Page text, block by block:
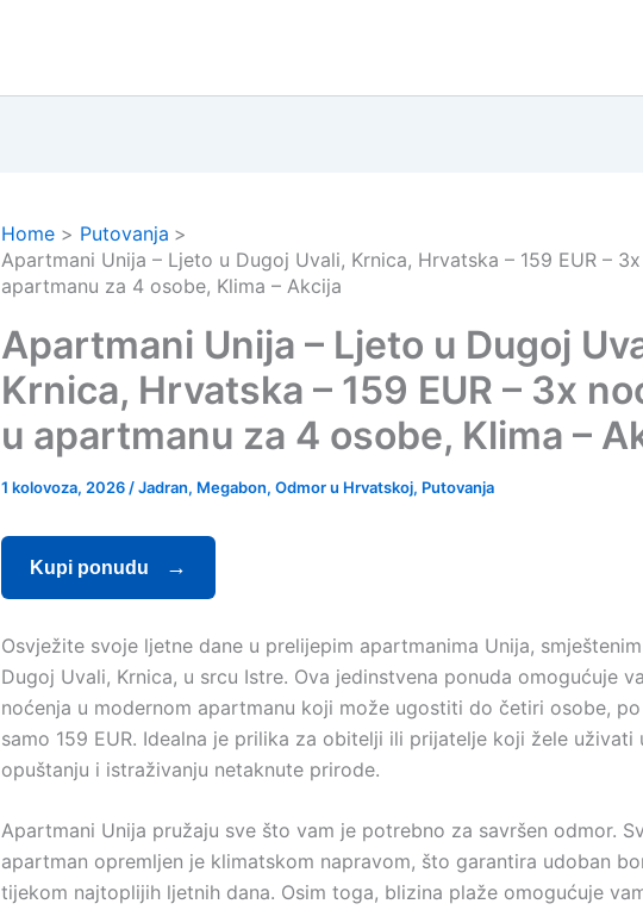
Home
Putovanja
Apartmani Unija – Ljeto u Dugoj Uvali, Krnica, Hrvatska – 159 EUR –
apartmanu za 4 osobe, Klima – Akcija
Apartmani Unija – Ljeto u Dugoj
Krnica, Hrvatska – 159 EUR – 3x
u apartmanu za 4 osobe, Klima –
1 kolovoza, 2026 /Jadran, Megabon, Odmor u Hrvatskoj, Putovanja
Kupi ponudu
Osvježite svoje ljetne dane u prelijepim apartmanima Unija,
Dugoj Uvali, Krnica, u srcu Istre. Ova jedinstvena ponuda omogućuje
noćenja u modernom apartmanu koji može ugostiti do četiri osobe,
samo 159 EUR. Idealna je prilika za obitelji ili prijatelje koji žele uživati
opuštanju i istraživanju netaknute prirode.
Apartmani Unija pružaju sve što vam je potrebno za savršen odmor.
apartman opremljen je klimatskom napravom, što garantira udoban
tijekom najtoplijih ljetnih dana. Osim toga, blizina plaže omogućuje